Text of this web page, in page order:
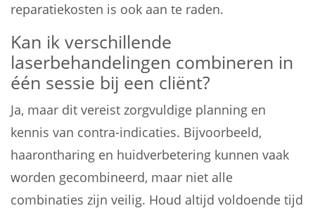
reparatiekosten is ook aan te raden.
Kan ik verschillende
laserbehandelingen combineren in
één sessie bij een cliënt?
Ja, maar dit vereist zorgvuldige planning en
kennis van contra-indicaties. Bijvoorbeeld,
haarontharing en huidverbetering kunnen vaak
worden gecombineerd, maar niet alle
combinaties zijn veilig. Houd altijd voldoende tijd